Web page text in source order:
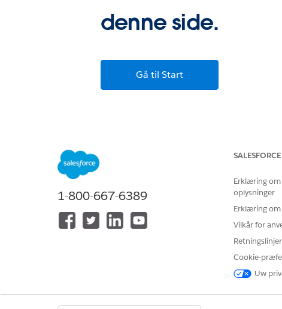
denne side.
Gå til Start
1-800-667-6389
SALESFORCE
Erklæring om
oplysninger
Erklæring
Vilkår for
Cookie-
Uw